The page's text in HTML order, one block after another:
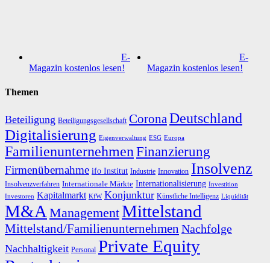
E-
Magazin kostenlos lesen!
E-
Magazin kostenlos lesen!
Themen
Beteiligung Beteiligungsgesellschaft CoronaDeutschland
Digitalisierung Eigenverwaltung ESG Europa
Familienunternehmen Finanzierung
Firmenübernahme ifo Institut Industrie Innovation Insolvenz
Insolvenzverfahren Internationale Märkte Internationalisierung Investition
Investoren Kapitalmarkt KfW Konjunktur Künstliche Intelligenz Liquidität
M&A ManagementMittelstand
Mittelstand/Familienunternehmen Nachfolge
Nachhaltigkeit Personal Private Equity